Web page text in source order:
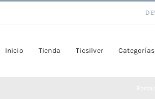
Inicio Tienda Ticsilver Categorías